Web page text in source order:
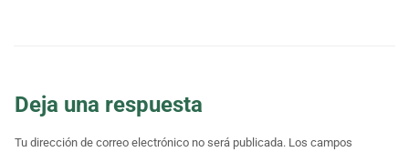
Deja una respuesta
Tu dirección de correo electrónico no será publicada. Los campos